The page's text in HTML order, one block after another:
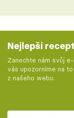
Nejlepší
Zanechte nám svůj
vás upozorníme na
z našeho webu.